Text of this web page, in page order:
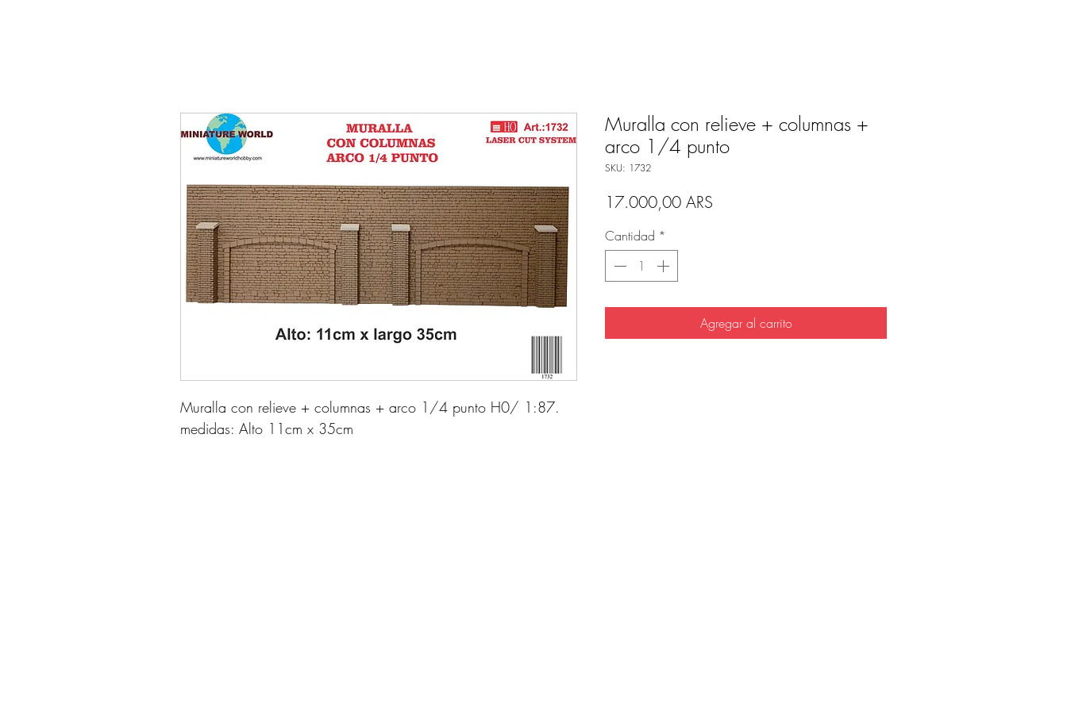
Muralla con relieve + columnas + arco 1/4 punto H0/ 1:87.
medidas: Alto 11cm x 35cm
Muralla con relieve + columnas +
arco 1/4 punto
SKU: 1732
17.000,00 ARS
Cantidad *
Agregar al carrito